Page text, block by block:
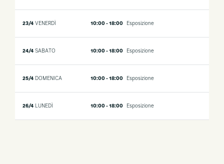
23/4 VENERDÌ 10:00 - 18:00 Esposizione
24/4 SABATO 10:00 - 18:00 Esposizione
25/4 DOMENICA 10:00 - 18:00 Esposizione
26/4 LUNEDÌ 10:00 - 18:00 Esposizione